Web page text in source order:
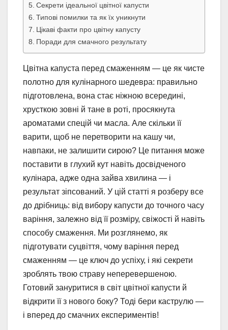
Секрети ідеальної цвітної капусти
Типові помилки та як їх уникнути
Цікаві факти про цвітну капусту
Поради для смачного результату
Цвітна капуста перед смаженням — це як чисте
полотно для кулінарного шедевра: правильно
підготовлена, вона стає ніжною всередині,
хрусткою зовні й тане в роті, просякнута
ароматами спецій чи масла. Але скільки її
варити, щоб не перетворити на кашу чи,
навпаки, не залишити сирою? Це питання може
поставити в глухий кут навіть досвідченого
кулінара, адже одна зайва хвилина — і
результат зіпсований. У цій статті я розберу все
до дрібниць: від вибору капусти до точного часу
варіння, залежно від її розміру, свіжості й навіть
способу смаження. Ми розглянемо, як
підготувати суцвіття, чому варіння перед
смаженням — це ключ до успіху, і які секрети
зроблять твою страву неперевершеною.
Готовий зануритися в світ цвітної капусти й
відкрити її з нового боку? Тоді бери каструлю —
і вперед до смачних експериментів!